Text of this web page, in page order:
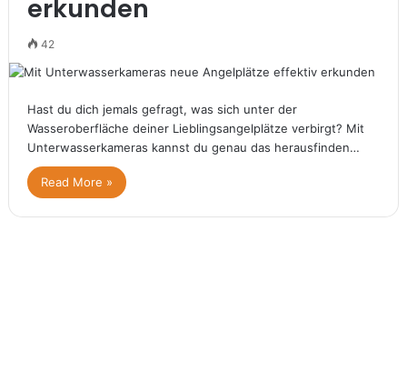
erkunden
42
Hast du dich jemals gefragt, was sich unter der
Wasseroberfläche deiner Lieblingsangelplätze verbirgt? Mit
Unterwasserkameras kannst du genau das herausfinden…
Read More »